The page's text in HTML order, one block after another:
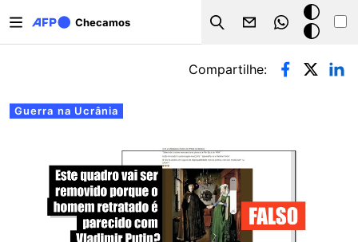
Checamos
Search
Modo
escuro
Abas primárias
Guerra na Ucrânia
Compartilhe: